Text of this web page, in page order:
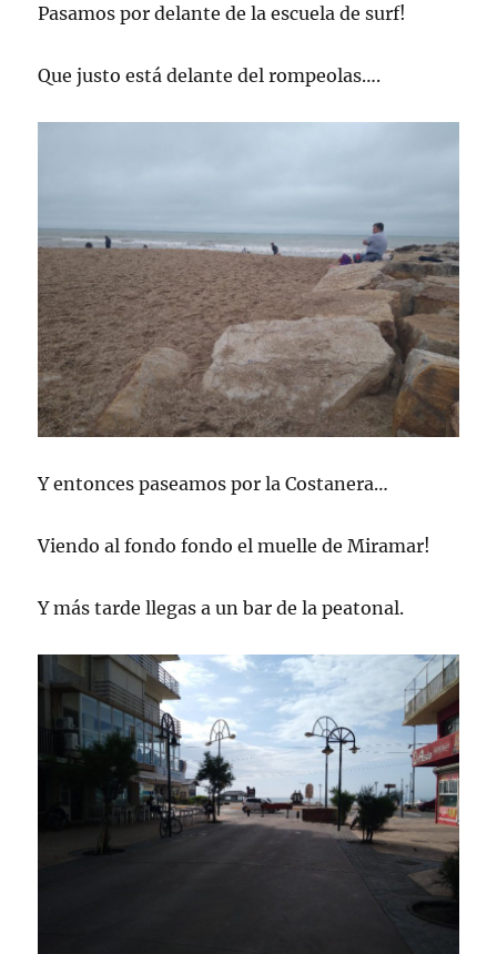
Pasamos por delante de la escuela de surf!
Que justo está delante del rompeolas….
Y entonces paseamos por la Costanera…
Viendo al fondo fondo el muelle de Miramar!
Y más tarde llegas a un bar de la peatonal.